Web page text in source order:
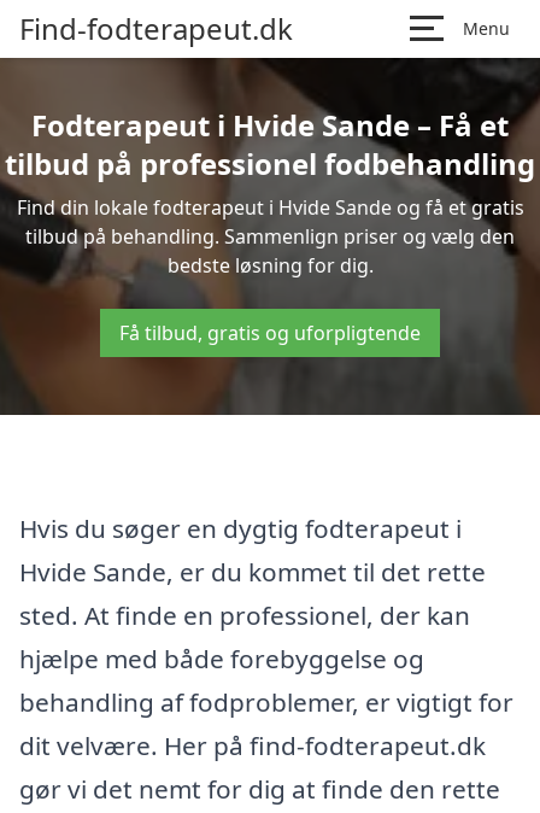
Find-fodterapeut.dk Menu
Fodterapeut i Hvide Sande – Få et
tilbud på professionel fodbehandling
Find din lokale fodterapeut i Hvide Sande og få et gratis
tilbud på behandling. Sammenlign priser og vælg den
bedste løsning for dig.
Få tilbud, gratis og uforpligtende
Hvis du søger en dygtig fodterapeut i
Hvide Sande, er du kommet til det rette
sted. At finde en professionel, der kan
hjælpe med både forebyggelse og
behandling af fodproblemer, er vigtigt for
dit velvære. Her på find-fodterapeut.dk
gør vi det nemt for dig at finde den rette